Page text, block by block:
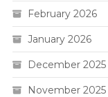
February 2026
January 2026
December 2025
November 2025